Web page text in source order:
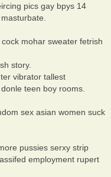
pics gay bpys 14
mohar sweater fetrish
story.
vibrator tallest
teen boy rooms.
sex asian women suck
pussies serxy strip
employment rupert